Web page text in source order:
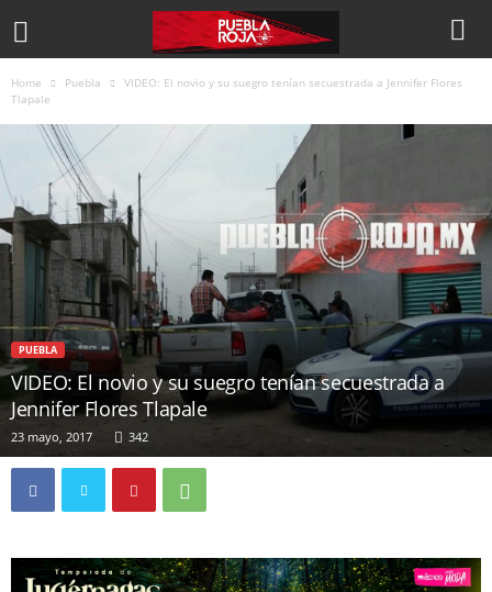
Home Puebla
VIDEO: El novio y su suegro tenían secuestrada a Jennifer Flores
Tlapale
PUEBLA
VIDEO: El novio y su suegro tenían secuestrada a
Jennifer Flores Tlapale
23 mayo, 2017 342